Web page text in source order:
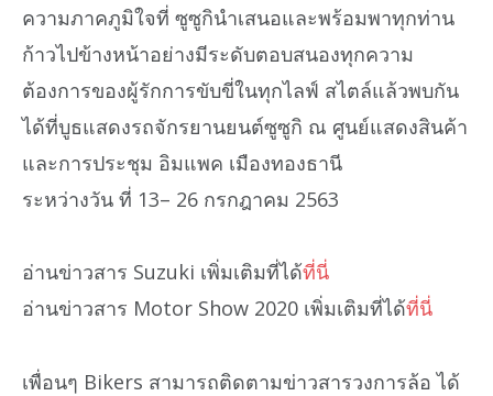
ความภาคภูมิใจที่ ซูซูกินำเสนอและพร้อมพาทุกท่าน
ก้าวไปข้างหน้าอย่างมีระดับตอบสนองทุกความ
ต้องการของผู้รักการขับขี่ในทุกไลฟ์ สไตล์แล้วพบกัน
ได้ที่บูธแสดงรถจักรยานยนต์ซูซูกิ ณ ศูนย์แสดงสินค้า
และการประชุม อิมแพค เมืองทองธานี
ระหว่างวัน ที่ 13– 26 กรกฎาคม 2563
อ่านข่าวสาร Suzuki เพิ่มเติมที่ได้ที่นี่
อ่านข่าวสาร Motor Show 2020 เพิ่มเติมที่ได้ที่นี่
เพื่อนๆ Bikers สามารถติดตามข่าวสารวงการล้อ ได้